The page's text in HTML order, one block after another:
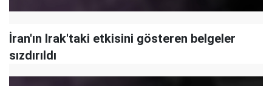
İran'ın Irak'taki etkisini gösteren belgeler
sızdırıldı